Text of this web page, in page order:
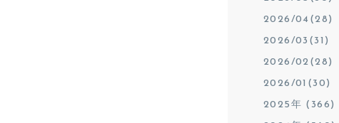
2026/04(28)
2026/03(31)
2026/02(28)
2026/01(30)
2025年 (366)